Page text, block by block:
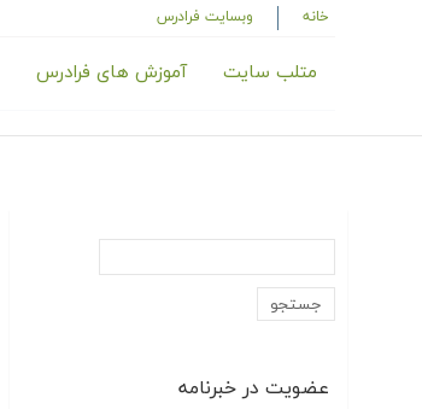
خانه وبسایت فرادرس
متلب سایت آموزش های فرادرس
عضویت در خبرنامه